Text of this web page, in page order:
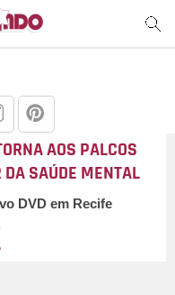
AOS PALCOS
SAÚDE MENTAL
DVD em Recife